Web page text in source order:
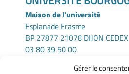
Gérer le
Maison de l'université
Esplanade Erasme
BP 27877 21078 DIJON CEDEX
03 80 39 50 00